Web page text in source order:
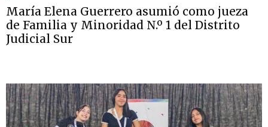
María Elena Guerrero asumió como jueza
de Familia y Minoridad N.º 1 del Distrito
Judicial Sur